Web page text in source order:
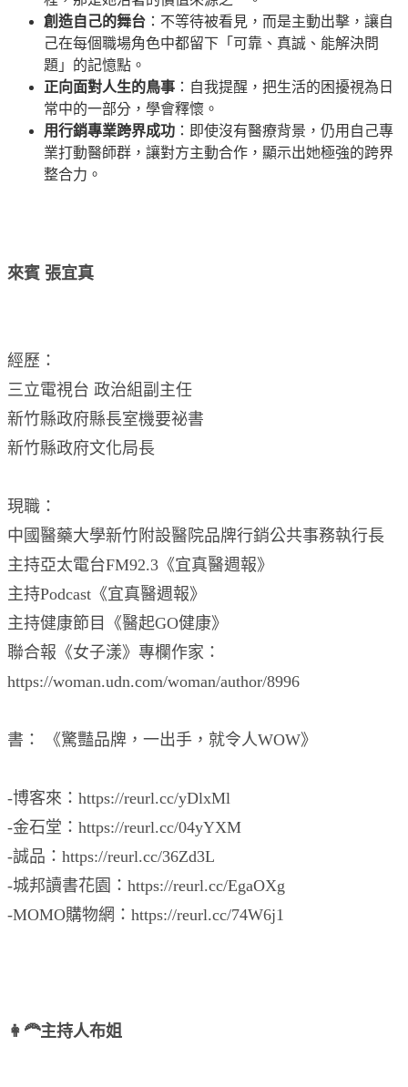
創造自己的舞台 ：不等待被看見，而是主動出擊，讓自
己在每個職場角色中都留下「可靠、真誠、能解決問
題」的記憶點。
正向面對人生的鳥事 ：自我提醒，把生活的困擾視為日
常中的一部分，學會釋懷。
用行銷專業跨界成功 ：即使沒有醫療背景，仍用自己專
業打動醫師群，讓對方主動合作，顯示出她極強的跨界
整合力。
來賓 張宜真
經歷：
三立電視台 政治組副主任
新竹縣政府縣長室機要祕書
新竹縣政府文化局長
現職：
中國醫藥大學新竹附設醫院品牌行銷公共事務執行長
主持亞太電台FM92.3《宜真醫週報》
主持Podcast《宜真醫週報》
主持健康節目《醫起GO健康》
聯合報《女子漾》專欄作家：
https://woman.udn.com/woman/author/8996
書： 《驚豔品牌，一出手，就令人WOW》
-博客來：https://reurl.cc/yDlxMl
-金石堂：https://reurl.cc/04yYXM
-誠品：https://reurl.cc/36Zd3L
-城邦讀書花園：https://reurl.cc/EgaOXg
-MOMO購物網：https://reurl.cc/74W6j1
👩‍🦰主持人布姐